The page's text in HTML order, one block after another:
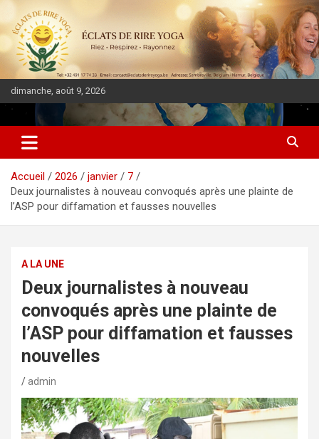
dimanche, août 9, 2026
DIASPORA PULSE
Accueil 2026 janvier
7
Deux journalistes à nouveau convoqués après une plainte de
l’ASP pour diffamation et fausses nouvelles
A LA UNE
Deux journalistes à nouveau
convoqués après une plainte de
l’ASP pour diffamation et fausses
nouvelles
admin